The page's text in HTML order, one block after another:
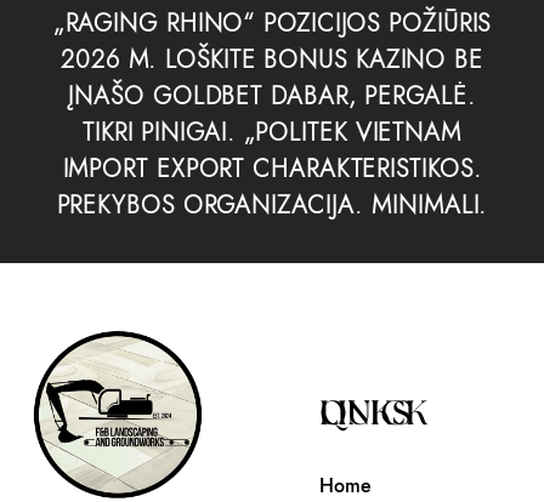
„RAGING RHINO“ POZICIJOS POŽIŪRIS
2026 M. LOŠKITE BONUS KAZINO BE
ĮNAŠO GOLDBET DABAR, PERGALĖ.
TIKRI PINIGAI. „POLITEK VIETNAM
IMPORT EXPORT CHARAKTERISTIKOS.
PREKYBOS ORGANIZACIJA. MINIMALI.
QUICK LINKS
Home